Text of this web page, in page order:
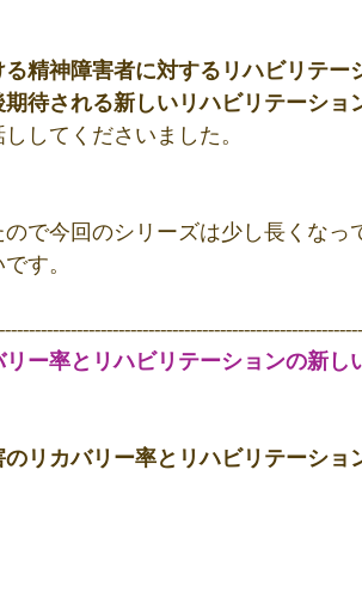
精神障害者に対するリハビリテー
期待される新しいリハビリテーショ
ししてくださいました。
で今回のシリーズは少し長くなっ
す。
ー率とリハビリテーションの新し
のリカバリー率とリハビリテーショ